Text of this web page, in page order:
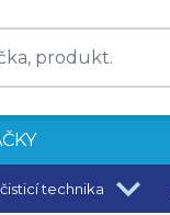
technika